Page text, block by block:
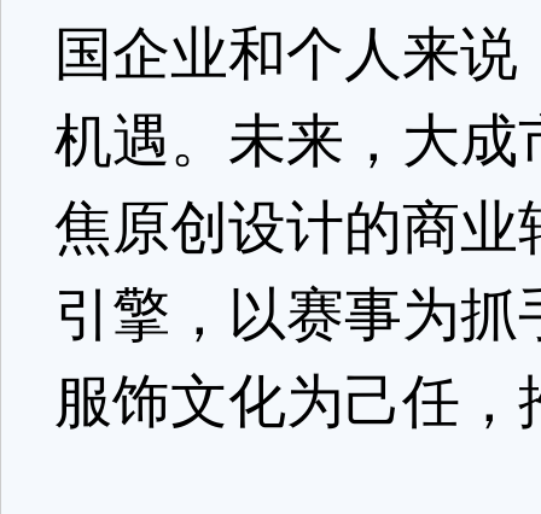
国企业和个人来
机遇。未来，大
焦原创设计的商
引擎，以赛事为
服饰文化为己任